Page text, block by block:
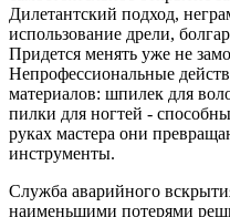
Дилетантский подход,
использование дрели,
Придется менять уже не
Непрофессиональные
материалов: шпилек для
пилки для ногтей -
руках мастера они
инструменты.
Служба аварийного
наименьшими потерями